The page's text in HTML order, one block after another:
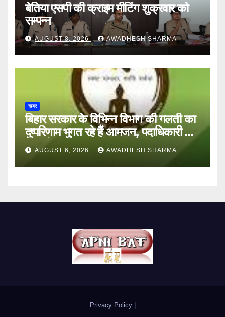
बेतिया एसपी की क्राइम मीटिंग शुक्रवार को
सम्पन्न
AUGUST 8, 2026 AWADHESH SHARMA
खबर
बिहार सरकार के विभिन्न विभाग की गलती का
दुष्परिणाम भुगत रहे हैं आमजन, पदाधिकारी और
अन्य हैं मौन
AUGUST 6, 2026 AWADHESH SHARMA
Privacy Policy |